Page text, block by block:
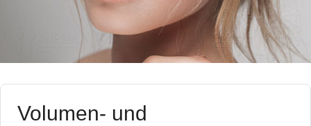
Volumen- und